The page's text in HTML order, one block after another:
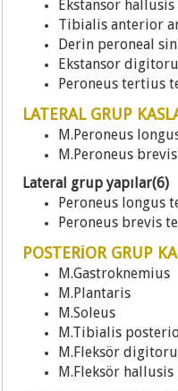
Ekstansor
Tibialis anterior
Derin peroneal
Ekstansor
Peroneus tertius
LATERAL GRUP
M.Peroneus
M.Peroneus brevis
Lateral grup yapılar(6)
Peroneus longus
Peroneus brevis
POSTERİOR GRUP
M.Gastroknemius
M.Plantaris
M.Soleus
M.Tibialis
M.Fleksör
M.Fleksör